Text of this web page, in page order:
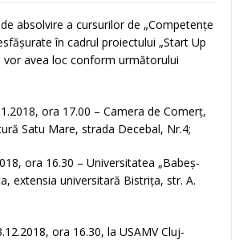
absolvire a cursurilor de „Competențe
în cadrul proiectului „Start Up
vor avea loc conform următorului
ora 17.00 – Camera de Comerț,
Satu Mare, strada Decebal, Nr.4;
ora 16.30 – Universitatea „Babeș-
extensia universitară Bistrița, str. A.
ora 16.30, la USAMV Cluj-